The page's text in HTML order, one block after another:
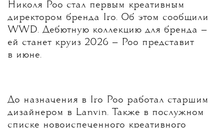
Николя Роо стал первым креативным
директором бренда Iro. Об этом сообщили
WWD. Дебютную коллекцию для бренда —
ей станет круиз 2026 — Роо представит
в июне.
До назначения в Iro Роо работал старшим
дизайнером в Lanvin. Также в послужном
списке новоиспеченного креативного